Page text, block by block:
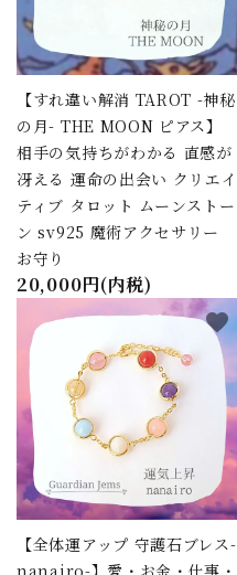
【すれ違い解消 TAROT -神秘
の月- THE MOON ピアス】
相手の気持ちがわかる 直感が
冴える 運命の出会い クリエイ
ティブ タロット ムーンストー
ン sv925 魔術アクセサリー
お守り
20,000円(内税)
【全体運アップ 守護石ブレス-
nanairo-】愛・お金・仕事・
favorite
キーワード
カテゴリー